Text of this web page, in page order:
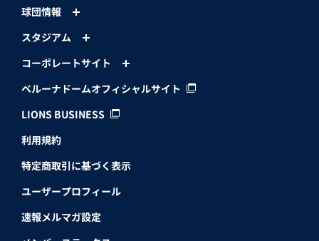
球団情報
スタジアム
コーポレートサイト
ベルーナドームオフィシャルサイト
LIONS BUSINESS
利用規約
特定商取引に基づく表示
ユーザープロフィール
速報メルマガ設定